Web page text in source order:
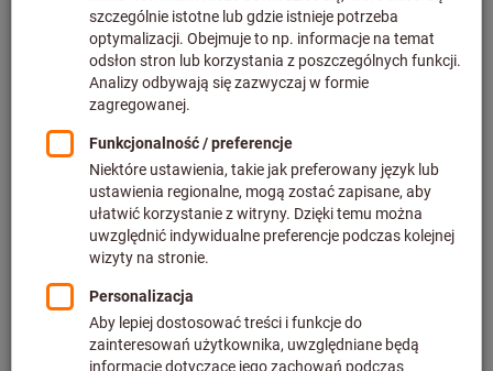
Cena za 1 Sztuka
plus podatek VAT w obowiązującej wysokościCeny plus koszty
Indywidualne ceny dla klientów biznesowych po
zalogowaniu.